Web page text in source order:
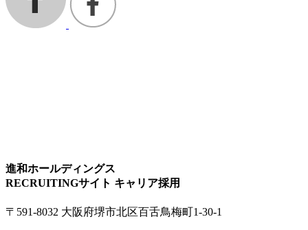
進和ホールディングス
RECRUITINGサイト キャリア採用
〒591-8032 大阪府堺市北区百舌鳥梅町1-30-1